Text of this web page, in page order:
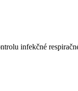
infekčné